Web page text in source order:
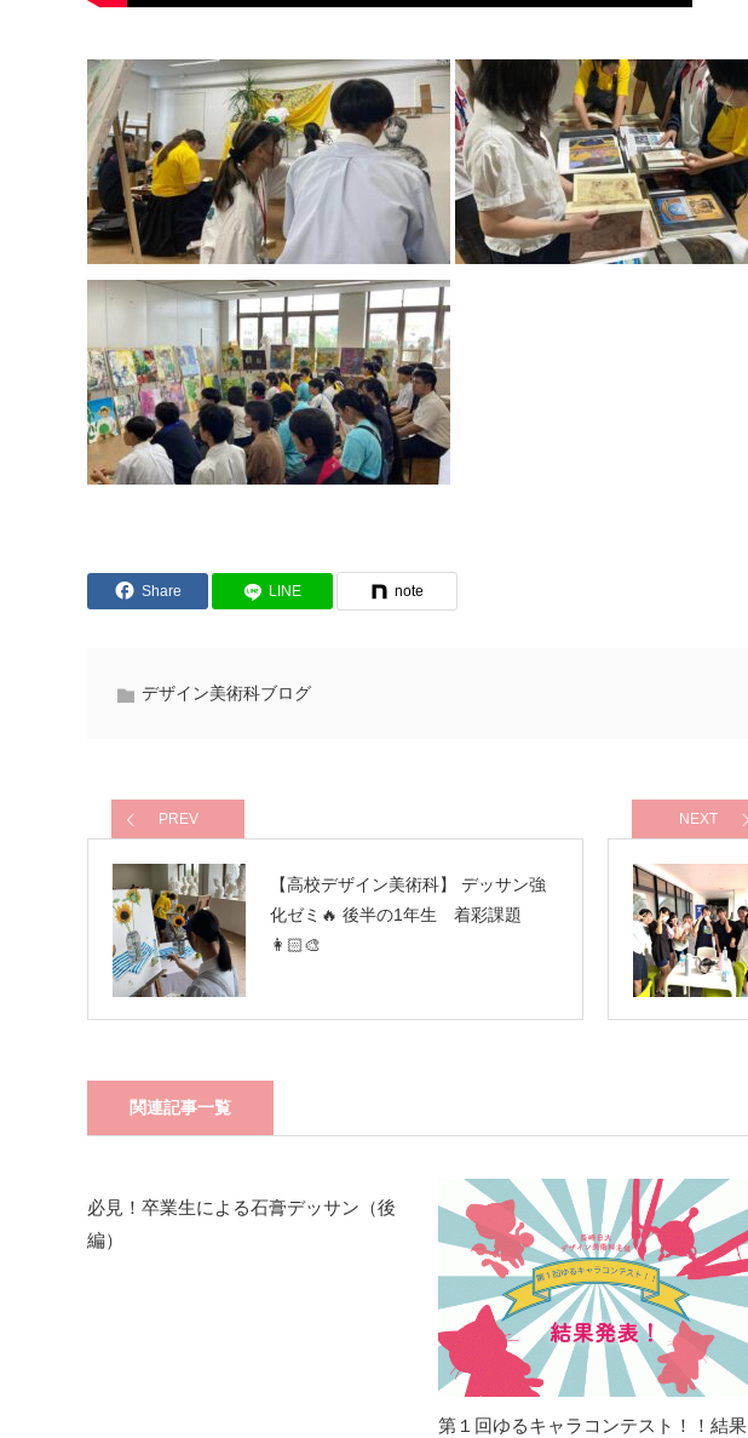
Share LINE note
デザイン美術科ブログ
PREV
【高校デザイン美術科】 デッサン強
化ゼミ🔥 後半の1年生 着彩課題
👩🏻‍🎨
NEXT
関連記事一覧
必見！卒業生による石膏デッサン（後
編）
第１回ゆるキャラコンテスト！！結果